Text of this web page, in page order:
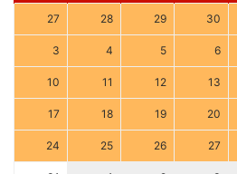
27 28 29 30
3 4 5 6
10 11 12 13
17 18 19 20
24 25 26 27